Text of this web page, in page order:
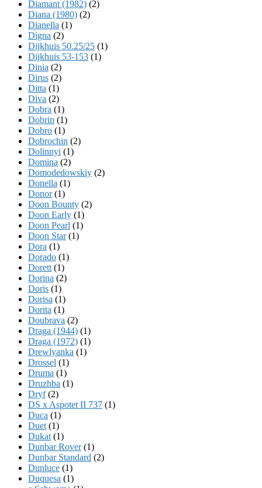
Diamant (1982) (2)
Diana (1980) (2)
Dianella (1)
Digna (2)
Dijkhuis 50.25/25 (1)
Dijkhuis 53-153 (1)
Dinia (2)
Dirus (2)
Ditta (1)
Diva (2)
Dobra (1)
Dobrin (1)
Dobro (1)
Dobrochin (2)
Dolinnyi (1)
Domina (2)
Domodedowskiy (2)
Donella (1)
Donor(1)
Doon Bounty (2)
Doon Early (1)
Doon Pearl (1)
Doon Star(1)
Dora (1)
Dorado (1)
Dorett (1)
Dorina (2)
Doris (1)
Dorisa (1)
Dorita (1)
Doubrava (2)
Draga (1944) (1)
Draga (1972) (1)
Drewlyanka (1)
Drossel (1)
Druma (1)
Druzhba (1)
Dryf(2)
DS x Aspotet II 737 (1)
Duca (1)
Duet (1)
Dukat (1)
Dunbar Rover(1)
Dunbar Standard (2)
Dunluce (1)
Duquesa (1)